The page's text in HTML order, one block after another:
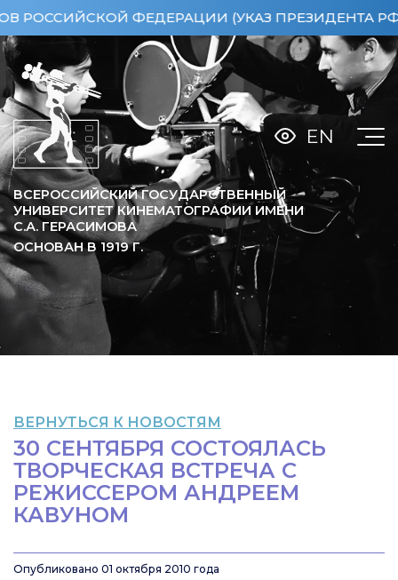
ФЕДЕРАЦИИ (УКАЗ ПРЕЗИДЕНТА РФ ОТ
ВСЕРОССИЙСКИЙ ГОСУДАРСТВЕННЫЙ
УНИВЕРСИТЕТ КИНЕМАТОГРАФИИ ИМЕНИ
С.А. ГЕРАСИМОВА
ОСНОВАН В 1919Г.
EN
ВЕРНУТЬСЯ К НОВОСТЯМ
30 СЕНТЯБРЯ СОСТОЯЛАСЬ
ТВОРЧЕСКАЯ ВСТРЕЧА С
РЕЖИССЕРОМ АНДРЕЕМ
КАВУНОМ
Опубликовано 01 октября 2010 года